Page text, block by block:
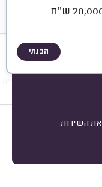
שימו לב, אני מבצע רק עבודות מ- 20,000 ש"ח
הבנתי
השירות
רישוי ותעודות
ריצופים, קירות וחיפויים